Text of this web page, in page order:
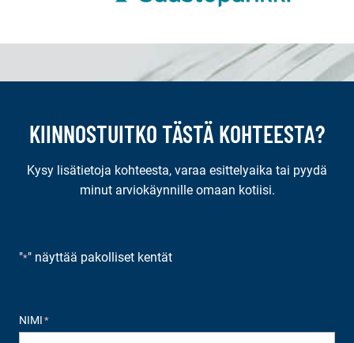
KIINNOSTUITKO TÄSTÄ KOHTEESTA?
Kysy lisätietoja kohteesta, varaa esittelyaika tai pyydä
minut arviokäynnille omaan kotiisi.
"*" näyttää pakolliset kentät
NIMI *